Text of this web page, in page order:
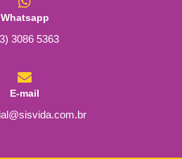
Whatsapp
3086 5363
E-mail